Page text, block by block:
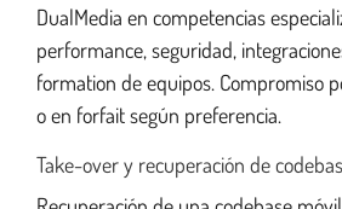
DualMedia en competencias
performance, seguridad,
formation de equipos. Compromiso
o en forfait según preferencia.
Take-over y recuperación de